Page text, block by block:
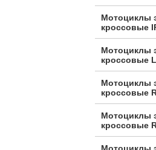
Мотоциклы
кроссовые
Мотоциклы
кроссовые
Мотоциклы
кроссовые
Мотоциклы
кроссовые
Мотоциклы